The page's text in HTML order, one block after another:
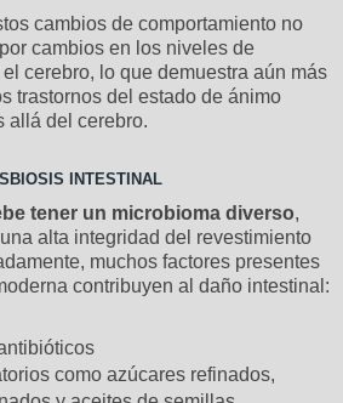
cambios de comportamiento no
cambios en los niveles de
cerebro, lo que demuestra aún más
trastornos del estado de ánimo
allá del cerebro.
INTESTINAL
tener un microbioma diverso,
alta integridad del revestimiento
muchos factores presentes
contribuyen al daño intestinal:
como azúcares refinados,